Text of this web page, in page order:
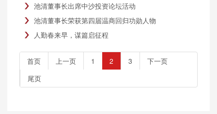
池清董事长出席中沙投资论坛活动
池清董事长荣获第四届温商回归功勋人物
人勤春来早，谋篇启征程
首页 上一页 1 2 3
下一页
尾页